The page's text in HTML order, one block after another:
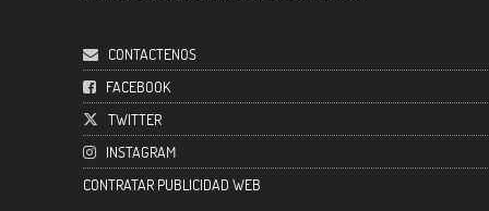
CONTACTENOS
FACEBOOK
TWITTER
INSTAGRAM
CONTRATAR PUBLICIDAD WEB